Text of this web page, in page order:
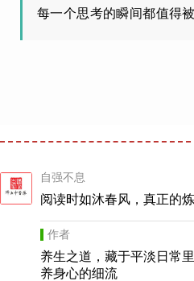
每一个思考的瞬间都值得
自强不息
阅读时如沐春风，真正的
作者
养生之道，藏于平淡日常
养身心的细流